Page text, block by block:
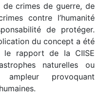
crimes de guerre, de
contre l’humanité
de protéger.
du concept a été
le rapport de la CIISE
naturelles ou
provoquant